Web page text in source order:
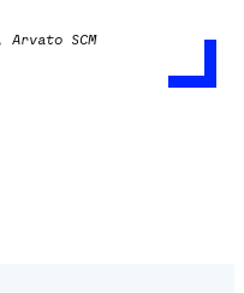
SCM